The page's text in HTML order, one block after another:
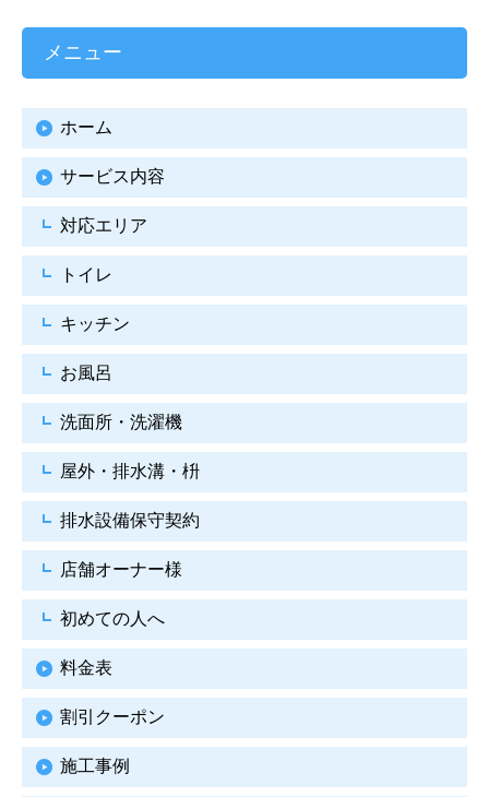
メニュー
ホーム
サービス内容
対応エリア
トイレ
キッチン
お風呂
洗面所・洗濯機
屋外・排水溝・枡
排水設備保守契約
店舗オーナー様
初めての人へ
料金表
割引クーポン
施工事例